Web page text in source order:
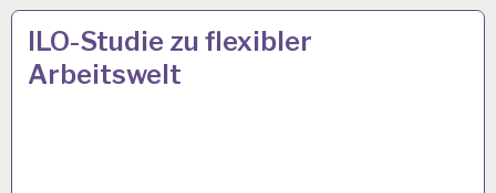
4-
TAGE-
WOCHE…
ILO-Studie zu flexibler
Arbeitswelt
9 JAN. 2023